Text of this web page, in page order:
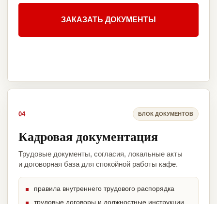
ЗАКАЗАТЬ ДОКУМЕНТЫ
04 БЛОК ДОКУМЕНТОВ
Кадровая документация
Трудовые документы, согласия, локальные акты
и договорная база для спокойной работы кафе.
правила внутреннего трудового распорядка
трудовые договоры и должностные инструкции